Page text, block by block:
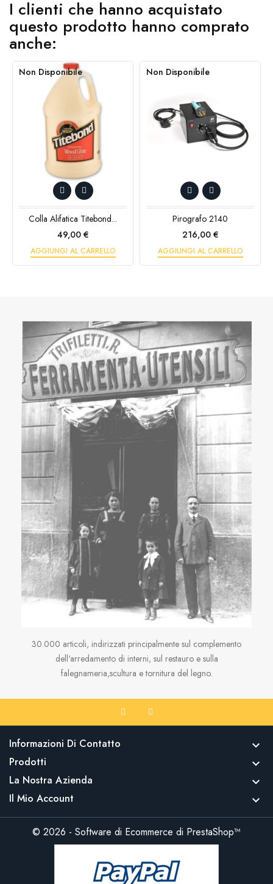
I clienti che hanno acquistato
questo prodotto hanno comprato
anche:
Non Disponibile
Colla Alifatica Titebond...
Prezzo
49,00 €
AGGIUNGI AL CARRELLO
Non Disponibile
Pirografo 2140
Prezzo
216,00 €
AGGIUNGI AL CARRELLO
30.000 articoli, indirizzati principalmente sul complemento
dell'arredamento di interni, sul restauro e sulla
falegnameria,scultura e tornitura del legno.
Informazioni Di Contatto 
Prodotti 
La Nostra Azienda 
Il Mio Account 
© 2026 - Software di Ecommerce di PrestaShop™